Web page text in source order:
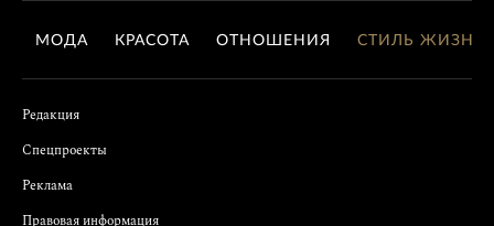
МОДА КРАСОТА ОТНОШЕНИЯ СТИЛЬ ЖИЗНИ
Редакция
Спецпроекты
Реклама
Правовая информация